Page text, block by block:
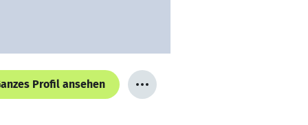
Profil ansehen